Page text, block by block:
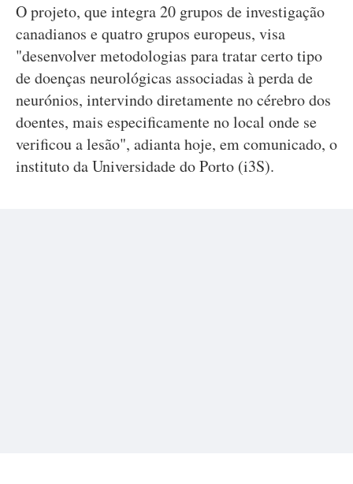
O projeto, que integra 20 grupos de investigação
canadianos e quatro grupos europeus, visa
"desenvolver metodologias para tratar certo tipo
de doenças neurológicas associadas à perda de
neurónios, intervindo diretamente no cérebro dos
doentes, mais especificamente no local onde se
verificou a lesão", adianta hoje, em comunicado, o
instituto da Universidade do Porto (i3S).